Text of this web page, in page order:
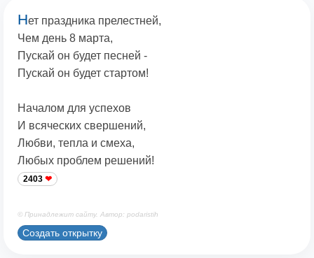
Нет праздника прелестней,
Чем день 8 марта,
Пускай он будет песней -
Пускай он будет стартом!
Началом для успехов
И всяческих свершений,
Любви, тепла и смеха,
Любых проблем решений!
2403
© Принадлежит сайту. Автор: podaristih
Создать открытку